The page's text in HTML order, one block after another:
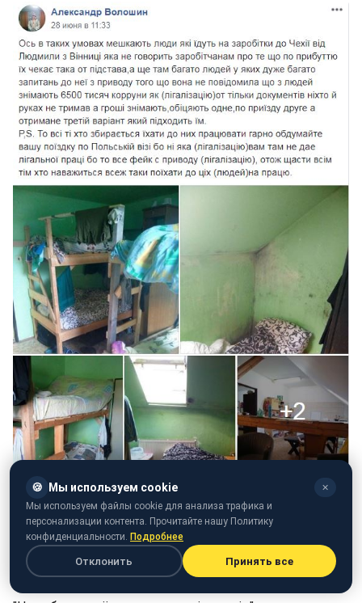
Скріншот поста (facebook.com/groups/govarta1)
Знімки прокоментували користувачі мережі:
🍪 Мы используем cookie ✕
Мы используем файлы cookie для анализа трафика и
персонализации контента. Прочитайте нашу Политику
конфиденциальности. Подробнее
Отклонить Принять все